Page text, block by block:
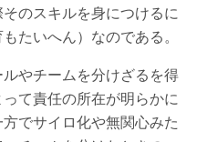
のスキルを身につけるに
たいへん）なのである。
やチームを分けざるを得
て責任の所在が明らかに
でサイロ化や無関心みた